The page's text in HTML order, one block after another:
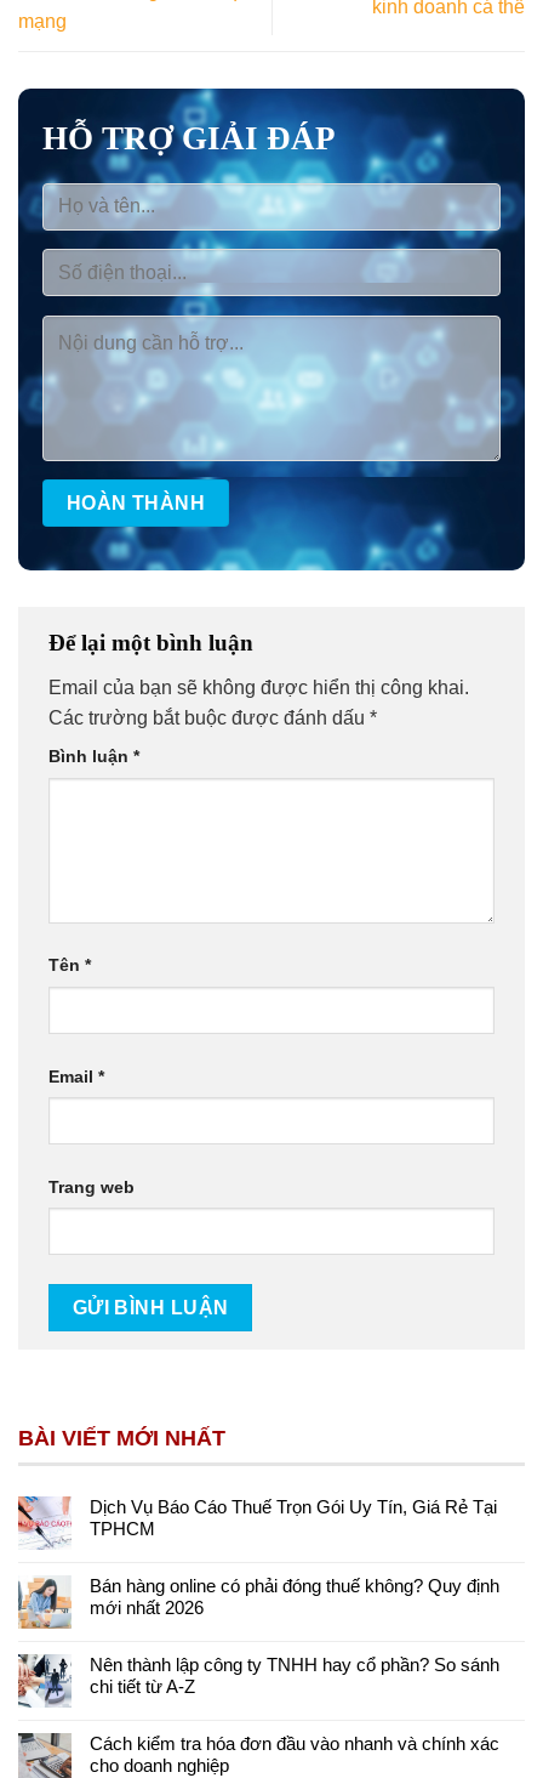
mạng
kinh doanh cá thể
HỖ TRỢ GIẢI ĐÁP
Để lại một bình luận
Email của bạn sẽ không được hiển thị công khai.
Các trường bắt buộc được đánh dấu *
Bình luận *
Tên *
Email *
Trang web
BÀI VIẾT MỚI NHẤT
Dịch Vụ Báo Cáo Thuế Trọn Gói Uy Tín, Giá Rẻ Tại
TPHCM
Bán hàng online có phải đóng thuế không? Quy định
mới nhất 2026
Nên thành lập công ty TNHH hay cổ phần? So sánh
chi tiết từ A-Z
Cách kiểm tra hóa đơn đầu vào nhanh và chính xác
cho doanh nghiệp